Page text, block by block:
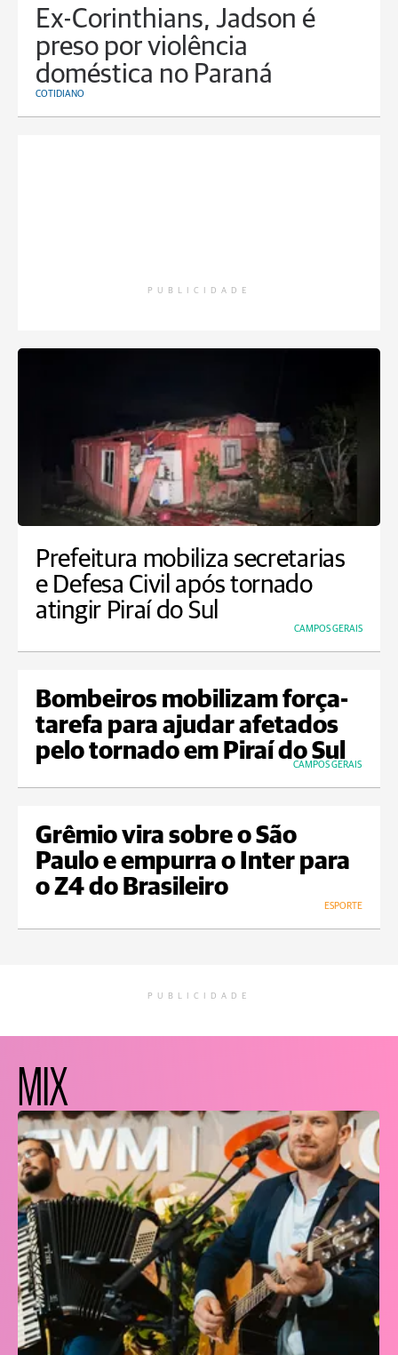
Ex-Corinthians, Jadson é
preso por violência
doméstica no Paraná
COTIDIANO
PUBLICIDADE
Prefeitura mobiliza secretarias
e Defesa Civil após tornado
atingir Piraí do Sul
CAMPOS GERAIS
Bombeiros mobilizam força-
tarefa para ajudar afetados
pelo tornado em Piraí do Sul
CAMPOS GERAIS
Grêmio vira sobre o São
Paulo e empurra o Inter para
o Z4 do Brasileiro
ESPORTE
PUBLICIDADE
MIX